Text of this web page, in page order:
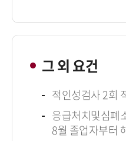
그 외 요건
적인성검사 2회
응급처치및심폐
8월 졸업자부터